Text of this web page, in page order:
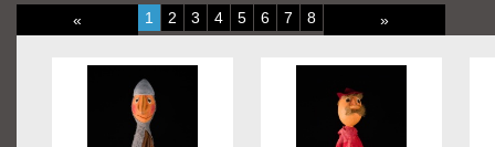
« 1 2 3 4 5 6 7 8 »